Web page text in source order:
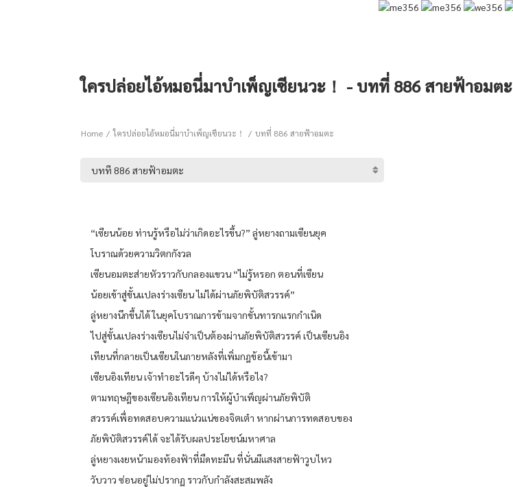
ใครปล่อยไอ้หมอนี่มาบำเพ็ญเซียนวะ！ - บทที่ 886 สายฟ้าอมตะ
Home ใครปล่อยไอ้หมอนี่มาบำเพ็ญเซียนวะ！ บทที่ 886 สายฟ้าอมตะ
“เซียนน้อย ท่านรู้หรือไม่ว่าเกิดอะไรขึ้น?” ลู่หยางถามเซียนยุค
โบราณด้วยความวิตกกังวล
เซียนอมตะส่ายหัวราวกับกลองแขวน “ไม่รู้หรอก ตอนที่เซียน
น้อยเข้าสู่ขั้นแปลงร่างเซียน ไม่ได้ผ่านภัยพิบัติสวรรค์”
ลู่หยางนึกขึ้นได้ ในยุคโบราณการข้ามจากขั้นทารกแรกกำเนิด
ไปสู่ขั้นแปลงร่างเซียนไม่จำเป็นต้องผ่านภัยพิบัติสวรรค์ เป็นเซียนอิง
เทียนที่กลายเป็นเซียนในภายหลังที่เพิ่มกฎข้อนี้เข้ามา
เซียนอิงเทียน เจ้าทำอะไรดีๆ บ้างไม่ได้หรือไง?
ตามทฤษฎีของเซียนอิงเทียน การให้ผู้บำเพ็ญผ่านภัยพิบัติ
สวรรค์เพื่อทดสอบความแน่วแน่ของจิตเต๋า หากผ่านการทดสอบของ
ภัยพิบัติสวรรค์ได้ จะได้รับผลประโยชน์มหาศาล
ลู่หยางเงยหน้ามองท้องฟ้าที่มืดทะมึน ที่นั่นมีแสงสายฟ้าวูบไหว
วับวาว ซ่อนอยู่ไม่ปรากฏ ราวกับกำลังสะสมพลัง